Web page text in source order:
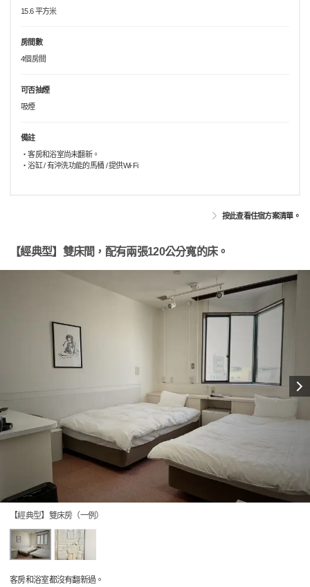
15.6 平方米
房間數
4個房間
可否抽煙
吸煙
備註
・客房和浴室尚未翻新。
・浴缸 / 有沖洗功能的馬桶 / 提供Wi-Fi
按此查看住宿方案清單。
【經典型】雙床間，配有兩張120公分寬的床。
【經典型】雙床房（一例）
客房和浴室都沒有翻新過。